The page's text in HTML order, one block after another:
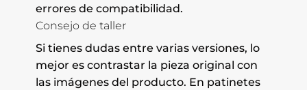
errores de compatibilidad.
Consejo de taller
Si tienes dudas entre varias versiones, lo
mejor es contrastar la pieza original con
las imágenes del producto. En patinetes